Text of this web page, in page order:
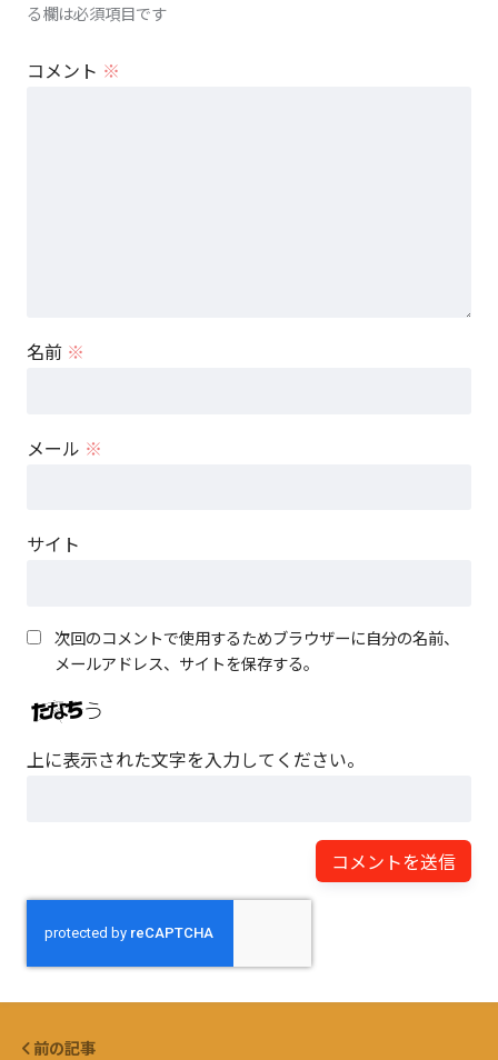
る欄は必須項目です
コメント ※
名前 ※
メール ※
サイト
次回のコメントで使用するためブラウザーに自分の名前、
メールアドレス、サイトを保存する。
上に表示された文字を入力してください。
前の記事